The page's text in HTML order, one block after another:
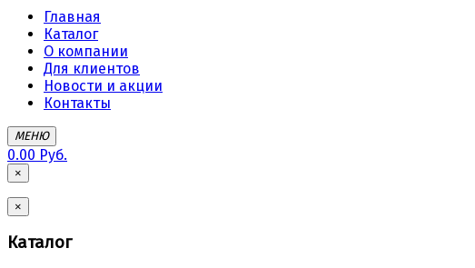
Главная
Каталог
О компании
Для клиентов
Новости и акции
Контакты
МЕНЮ
0.00 Руб.
×
×
Каталог